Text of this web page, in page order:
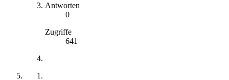
Antworten
0
Zugriffe
641